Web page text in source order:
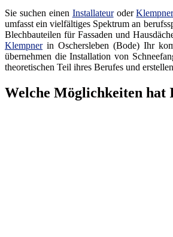
Sie suchen einen Installateuroder
umfasst ein vielfältiges Spektrum an
Blechbauteilen für Fassaden und
Klempnerin Oschersleben (Bode) Ihr
übernehmen die Installation von
theoretischen Teil ihres Berufes und
Welche Möglichkeiten hat